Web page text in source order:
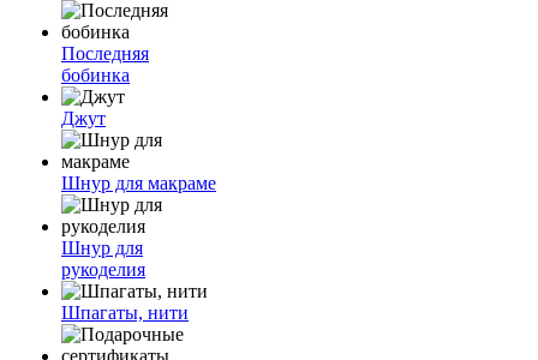
Последняя
бобинка
Джут
Шнур для макраме
Шнур для
рукоделия
Шпагаты, нити